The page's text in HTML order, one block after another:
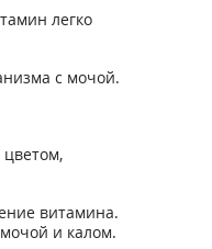
легко
с мочой.
витамина.
и калом.